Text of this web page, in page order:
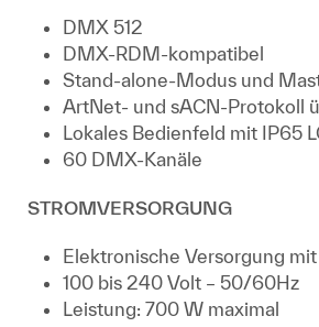
DMX 512
DMX-RDM-kompatibel
Stand-alone-Modus und
ArtNet- und sACN-Protokoll
Lokales Bedienfeld mit IP65
60 DMX-Kanäle
STROMVERSORGUNG
Elektronische Versorgung
100 bis 240 Volt – 50/60Hz
Leistung: 700 W maximal